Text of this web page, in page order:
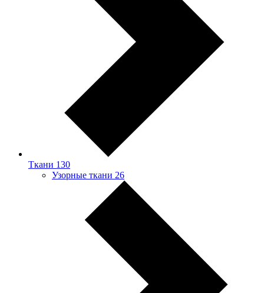
Ткани 130
Узорные ткани 26